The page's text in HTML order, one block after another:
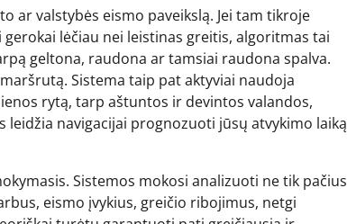
ar valstybės eismo paveikslą. Jei tam tikroje
lėčiau nei leistinas greitis, algoritmas tai
geltona, raudona ar tamsiai raudona spalva.
Sistema taip pat aktyviai naudoja
rytą, tarp aštuntos ir devintos valandos,
navigacijai prognozuoti jūsų atvykimo laiką
Sistemos mokosi analizuoti ne tik pačius
eismo įvykius, greičio ribojimus, netgi